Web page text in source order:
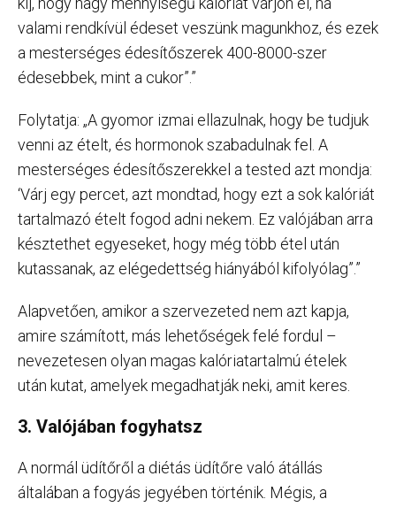
valami rendkívül édeset veszünk magunkhoz, és ezek
a mesterséges édesítőszerek 400-8000-szer
édesebbek, mint a cukor”.”
Folytatja: „A gyomor izmai ellazulnak, hogy be tudjuk
venni az ételt, és hormonok szabadulnak fel. A
mesterséges édesítőszerekkel a tested azt mondja:
‘Várj egy percet, azt mondtad, hogy ezt a sok kalóriát
tartalmazó ételt fogod adni nekem. Ez valójában arra
késztethet egyeseket, hogy még több étel után
kutassanak, az elégedettség hiányából kifolyólag”.”
Alapvetően, amikor a szervezeted nem azt kapja,
amire számított, más lehetőségek felé fordul –
nevezetesen olyan magas kalóriatartalmú ételek
után kutat, amelyek megadhatják neki, amit keres.
3. Valójában fogyhatsz
A normál üdítőről a diétás üdítőre való átállás
általában a fogyás jegyében történik. Mégis, a